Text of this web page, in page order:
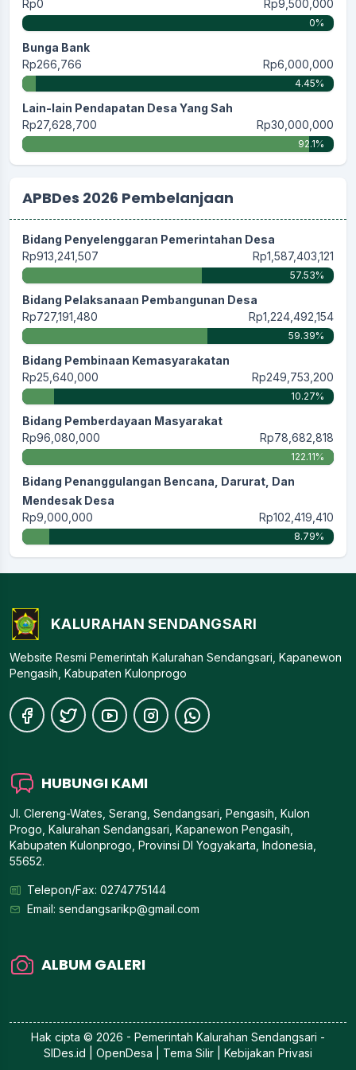
Rp0 Rp9,500,000
0%
Bunga Bank
Rp266,766
Rp6,000,000
4.45%
Lain-lain Pendapatan Desa Yang Sah
Rp27,628,700
Rp30,000,000
92.1%
APBDes 2026 Pembelanjaan
Bidang Penyelenggaran Pemerintahan Desa
Rp913,241,507
Rp1,587,403,121
57.53%
Bidang Pelaksanaan Pembangunan Desa
Rp727,191,480
Rp1,224,492,154
59.39%
Bidang Pembinaan Kemasyarakatan
Rp25,640,000
Rp249,753,200
10.27%
Bidang Pemberdayaan Masyarakat
Rp96,080,000
Rp78,682,818
122.11%
Bidang Penanggulangan Bencana, Darurat, Dan
Mendesak Desa
Rp9,000,000
Rp102,419,410
8.79%
KALURAHAN SENDANGSARI
Website Resmi Pemerintah Kalurahan Sendangsari, Kapanewon
Pengasih, Kabupaten Kulonprogo
HUBUNGI KAMI
Jl. Clereng-Wates, Serang, Sendangsari, Pengasih, Kulon
Progo, Kalurahan Sendangsari, Kapanewon Pengasih,
Kabupaten Kulonprogo, Provinsi DI Yogyakarta, Indonesia,
55652.
Telepon/Fax: 0274775144
Email: sendangsarikp@gmail.com
ALBUM GALERI
Hak cipta © 2026 - Pemerintah Kalurahan Sendangsari -
SIDes.id
| OpenDesa | Tema Silir | Kebijakan Privasi